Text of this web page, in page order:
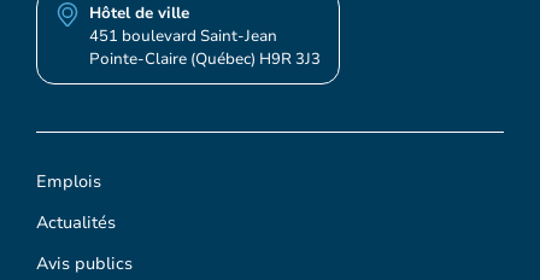
Emplois
Actualités
Avis publics
Hôtel de ville
451 boulevard Saint-Jean
Pointe-Claire (Québec) H9R 3J3